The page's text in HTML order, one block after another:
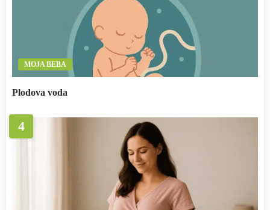
MOJA BEBA
Plodova voda
4